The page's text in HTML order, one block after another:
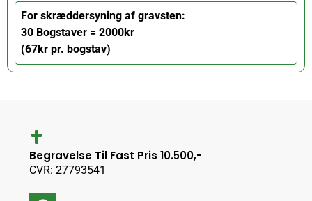
For skræddersyning af gravsten:
30 Bogstaver = 2000kr
(67kr pr. bogstav)
Begravelse Til Fast Pris 10.500,-
CVR: 27793541